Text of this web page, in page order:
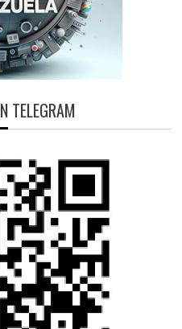
TELEGRAM